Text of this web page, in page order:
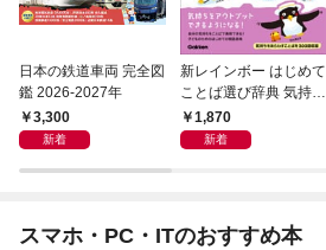
日本の鉄道車両 完全図
鑑 2026-2027年
3,300
新着
新レインボー はじめて
ことば選び辞典 気持ち
のことば
1,870
新着
スマホ・PC・ITのおすすめ本